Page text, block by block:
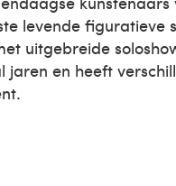
levende figuratieve
uitgebreide
en heeft